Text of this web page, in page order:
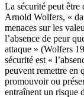
La sécurité peut être
Arnold Wolfers, «
menaces sur les
l’absence de peur
attaque » (Wolfers
sécurité est «
peuvent remettre en
promouvoir ou
entraînent un risque